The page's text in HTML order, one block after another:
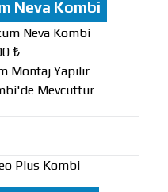
Neva Kombi
Neva Kombi
₺
Montaj Yapılır
Mevcuttur